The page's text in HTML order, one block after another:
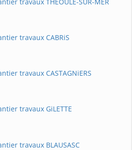
travaux CABRiS
travaux CASTAGNiERS
travaux GiLETTE
travaux BLAUSASC